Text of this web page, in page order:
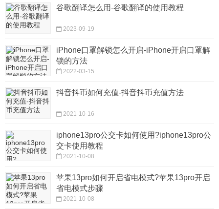
谷歌翻译怎么用-谷歌翻译的使用教程
2023-09-19
iPhone口罩解锁怎么开启-iPhone开启口罩解
锁的方法
2022-03-15
抖音抖币如何充值-抖音抖币充值方法
2021-10-16
iphone13pro公交卡如何使用?iphone13pro公
交卡使用教程
2021-10-08
苹果13pro如何开启省电模式?苹果13pro开启
省电模式步骤
2021-10-08